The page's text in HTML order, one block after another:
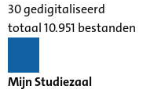
30 gedigitaliseerd
totaal 10.951 bestanden
Mijn Studiezaal